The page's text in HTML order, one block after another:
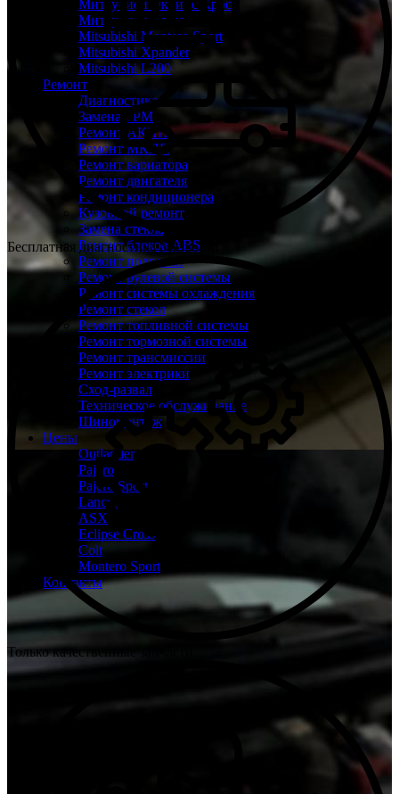
Митсубиси Эклипс Кросс
Митсубиси Кольт
Mitsubishi Montero Sport
Mitsubishi Xpander
Mitsubishi L200
Ремонт
Диагностика
Замена ГРМ
Ремонт АКПП
Ремонт МКПП
Ремонт вариатора
Ремонт двигателя
Ремонт кондиционера
Кузовной ремонт
Замена стекла
Ремонт блоков ABS
Ремонт подвески
Ремонт рулевой системы
Ремонт системы охлаждения
Ремонт стекол
Ремонт топливной системы
Ремонт тормозной системы
Ремонт трансмиссии
Ремонт электрики
Сход-развал
Техническое обслуживание
Шиномонтаж
Цены
Outlander
Pajero
Pajero Sport
Lancer
ASX
Eclipse Cross
Colt
Montero Sport
Контакты
Бесплатная диагностика Mitsubishi
Только качественные запчасти